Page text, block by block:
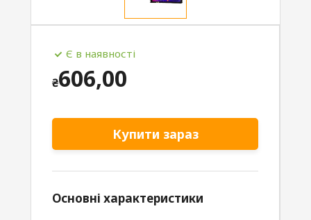
Є в наявності
₴606,00
Купити зараз
Основні характеристики